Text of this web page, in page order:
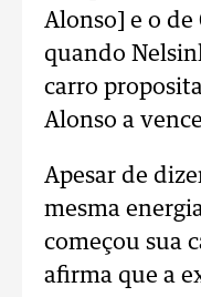
Alonso] e o de
quando
carro
Alonso a
Apesar de
mesma
começou sua
afirma que a